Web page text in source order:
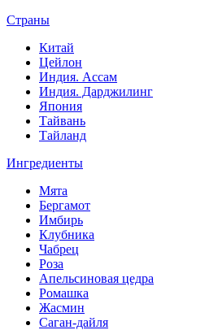
Страны
Китай
Цейлон
Индия. Ассам
Индия. Дарджилинг
Япония
Тайвань
Тайланд
Ингредиенты
Мята
Бергамот
Имбирь
Клубника
Чабрец
Роза
Апельсиновая цедра
Ромашка
Жасмин
Саган-дайля